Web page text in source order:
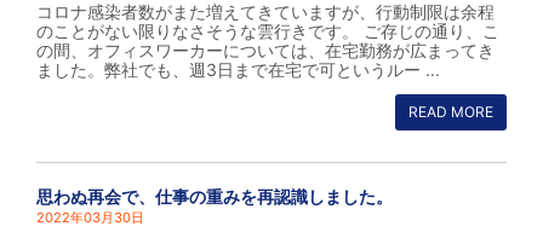
コロナ感染者数がまた増えてきていますが、行動制限は余程
のことがない限りなさそうな雲行きです。 ご存じの通り、こ
の間、オフィスワーカーについては、在宅勤務が広まってき
ました。弊社でも、週3日まで在宅で可というルー ...
READ MORE
思わぬ再会で、仕事の重みを再認識しました。
2022年03月30日